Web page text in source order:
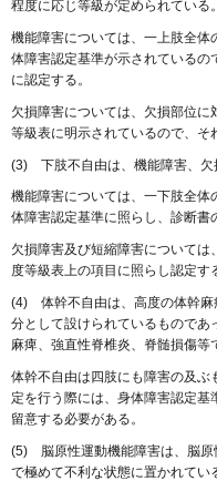
程度に応じ等級が定められている。
機能障害については、一上肢全
体障害認定基準が示されている
に認定する。
欠損障害については、欠損部位
等級表に明示されているので、そ
(3) 下肢不自由は、機能障害、欠
機能障害については、一下肢全
体障害認定基準に照らし、診断書
欠損障害及び短縮障害について
度等級表上の項目に照らし認定す
(4) 体幹不自由は、高度の体幹麻
分として設けられているもので
麻痺、強直性脊椎炎、脊髄損傷等
体幹不自由は四肢にも障害の及
定を行う際には、身体障害認定
留意する必要がある。
(5) 脳原性運動機能障害は、脳原
で極めて不利な状態に置かれてい